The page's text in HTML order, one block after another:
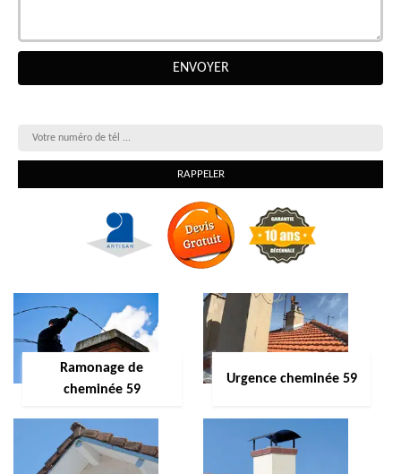
Ramonage de
cheminée 59
Urgence cheminée 59